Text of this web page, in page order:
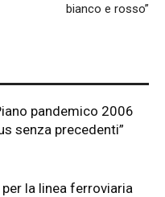
bianco e rosso”
pandemico 2006
senza precedenti”
la linea ferroviaria